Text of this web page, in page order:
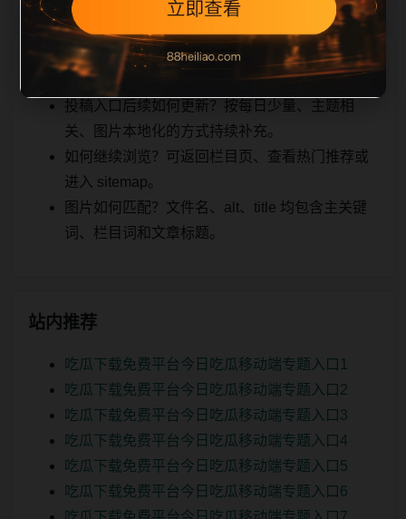
相关问题
投稿入口后续如何更新？按每日少量、主题相
关、图片本地化的方式持续补充。
如何继续浏览？可返回栏目页、查看热门推荐或
进入 sitemap。
图片如何匹配？文件名、alt、title 均包含主关键
词、栏目词和文章标题。
站内推荐
吃瓜下载免费平台今日吃瓜移动端专题入口1
吃瓜下载免费平台今日吃瓜移动端专题入口2
吃瓜下载免费平台今日吃瓜移动端专题入口3
吃瓜下载免费平台今日吃瓜移动端专题入口4
吃瓜下载免费平台今日吃瓜移动端专题入口5
吃瓜下载免费平台今日吃瓜移动端专题入口6